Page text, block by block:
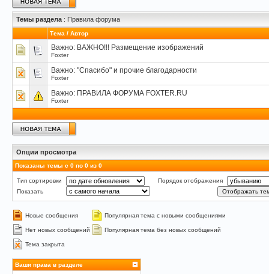
Темы раздела : Правила форума
Тема / Автор
Важно: ВАЖНО!!! Размещение изображений
Foxter
Важно: "Спасибо" и прочие благодарности
Foxter
Важно: ПРАВИЛА ФОРУМА FOXTER.RU
Foxter
Опции просмотра
Показаны темы с 0 по 0 из 0
Тип сортировки
Порядок отображения
Показать
Новые сообщения Популярная тема с новыми сообщениями
Нет новых сообщений Популярная тема без новых сообщений
Тема закрыта
Ваши права в разделе